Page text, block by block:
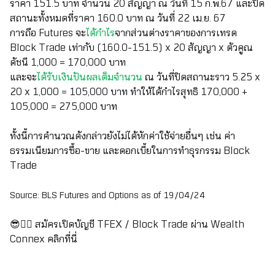
ราคา 151.5 บาท จำนวน 20 สัญญา ณ วันที่ 15 ก.พ.67 และปิด
สถานะทั้งหมดที่ราคา 160.0 บาท ณ วันที่ 22 เม.ย. 67
การถือ Futures จะได้กำไรจากส่วนต่างราคาของการเทรด
Block Trade เท่ากับ (160.0-151.5) x 20 สัญญา x ตัวคูณ
ดัชนี 1,000 = 170,000 บาท
และจะได้รับเงินปันผลเต็มจำนวนณ วันที่ปิดสถานะราว 5.25 x
20 x 1,000 = 105,000 บาท ทำให้ได้กำไรสุทธิ 170,000 +
105,000 = 275,000 บาท
ทั้งนี้การคำนวณดังกล่าวยังไม่ได้หักค่าใช้จ่ายอื่นๆ เช่น ค่า
ธรรมเนียมการซื้อ-ขาย และดอกเบี้ยในการทำธุรกรรม Block
Trade
Source: BLS Futures and Options as of 19/04/24
😎👉🏻 สมัครเปิดบัญชี TFEX / Block Trade ผ่าน Wealth
Connex คลิกที่นี่